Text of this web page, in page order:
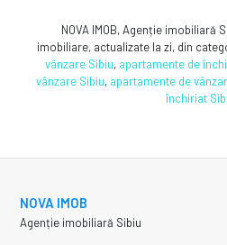
NOVA IMOB, Agenție imobiliară
imobiliare, actualizate la zi, din
vânzare Sibiu, apartamente de
vânzare Sibiu, apartamente de
închiriat
NOVA IMOB
Agenție imobiliară Sibiu